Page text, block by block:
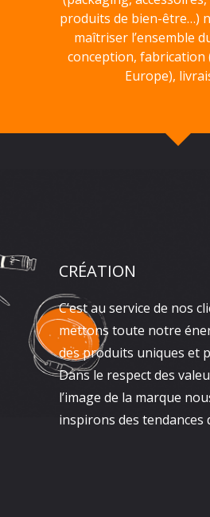
produits de bien-être…)
maîtriser l’ensemble
conception, fabrication
Europe),
CRÉATION
C’est au service de nos
mettons toute notre
des produits uniques et
Dans le respect des
l’image de la marque
inspirons des tendances